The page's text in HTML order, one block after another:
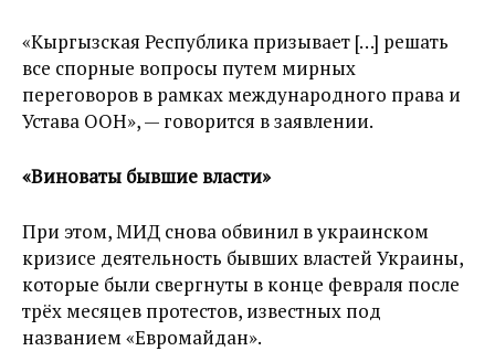
«Кыргызская Республика призывает […] решать
все спорные вопросы путем мирных
переговоров в рамках международного права и
Устава ООН», — говорится в заявлении.
«Виноваты бывшие власти»
При этом, МИД снова обвинил в украинском
кризисе деятельность бывших властей Украины,
которые были свергнуты в конце февраля после
трёх месяцев протестов, известных под
названием «Евромайдан».